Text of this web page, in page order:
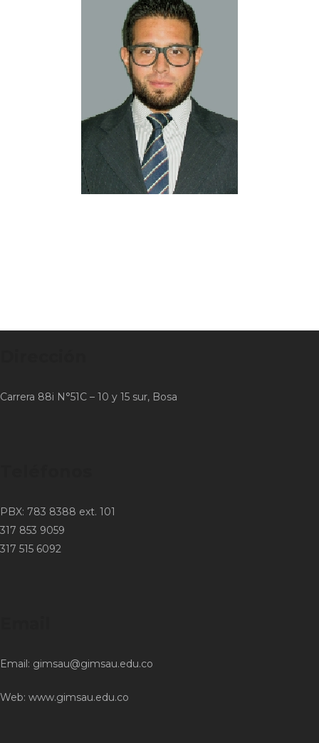
Carrera 88i N°51C – 10 y 15 sur, Bosa
PBX: 783 8388 ext. 101
317 853 9059
317 515 6092
Email: gimsau@gimsau.edu.co
Web: www.gimsau.edu.co